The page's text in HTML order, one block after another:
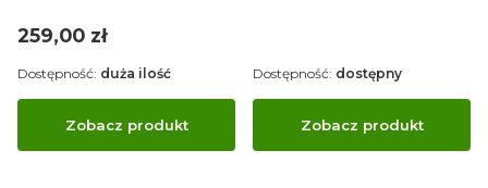
Cena
259,00 zł
Zobacz produkt
Dostępność: duża ilość
Zobacz produkt
Dostępność: dostępny